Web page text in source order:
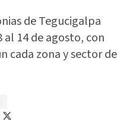
de Tegucigalpa
14 de agosto, con
cada zona y sector de